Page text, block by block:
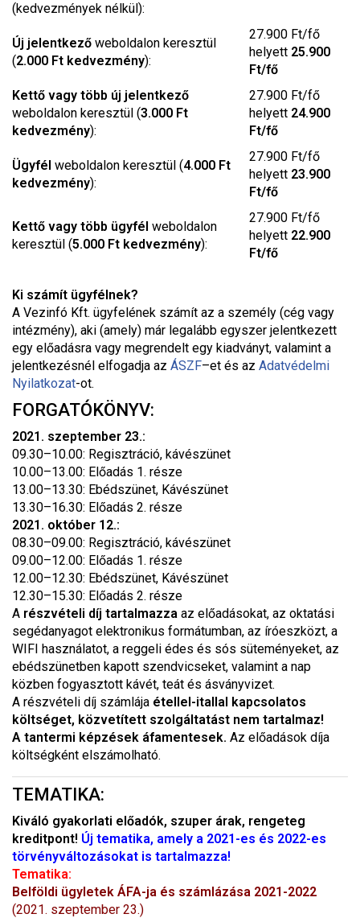
(kedvezmények nélkül):
Új jelentkező weboldalon keresztül
(2.000 Ft kedvezmény):
27.900 Ft/fő
helyett 25.900
Ft/fő
Kettő vagy több új jelentkező
weboldalon keresztül (3.000 Ft
kedvezmény):
27.900 Ft/fő
helyett 24.900
Ft/fő
Ügyfél weboldalon keresztül (4.000 Ft
kedvezmény):
27.900 Ft/fő
helyett 23.900
Ft/fő
Kettő vagy több ügyfél weboldalon
keresztül (5.000 Ft kedvezmény):
27.900 Ft/fő
helyett 22.900
Ft/fő
Ki számít ügyfélnek?
A Vezinfó Kft. ügyfelének számít az a személy (cég vagy
intézmény), aki (amely) már legalább egyszer jelentkezett
egy előadásra vagy megrendelt egy kiadványt, valamint a
jelentkezésnél elfogadja az ÁSZF–et és az Adatvédelmi
Nyilatkozat-ot.
FORGATÓKÖNYV:
2021. szeptember 23.:
09.30–10.00: Regisztráció, kávészünet
10.00–13.00: Előadás 1. része
13.00–13.30: Ebédszünet, Kávészünet
13.30–16.30: Előadás 2. része
2021. október 12.:
08.30–09.00: Regisztráció, kávészünet
09.00–12.00: Előadás 1. része
12.00–12.30: Ebédszünet, Kávészünet
12.30–15.30: Előadás 2. része
A részvételi díj tartalmazza az előadásokat, az oktatási
segédanyagot elektronikus formátumban, az íróeszközt, a
WIFI használatot, a reggeli édes és sós süteményeket, az
ebédszünetben kapott szendvicseket, valamint a nap
közben fogyasztott kávét, teát és ásványvizet.
A részvételi díj számlája étellel-itallal kapcsolatos
költséget, közvetített szolgáltatást nem tartalmaz!
A tantermi képzések áfamentesek. Az előadások díja
költségként elszámolható.
TEMATIKA:
Kiváló gyakorlati előadók, szuper árak, rengeteg
kreditpont! Új tematika, amely a 2021-es és 2022-es
törvényváltozásokat is tartalmazza!
Tematika:
Belföldi ügyletek ÁFA-ja és számlázása 2021-2022
(2021. szeptember 23.)